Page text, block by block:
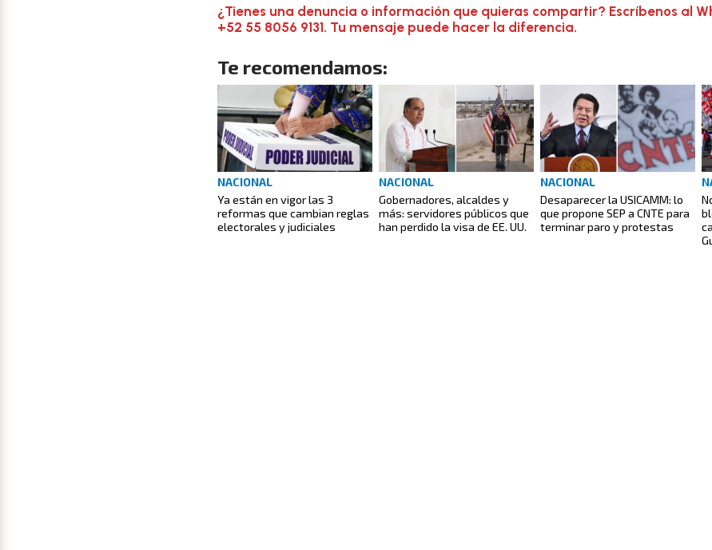
¿Tienes una denuncia o información que quieras compartir? Escríbenos al
+52 55 8056 9131. Tu mensaje puede hacer la diferencia.
Te recomendamos:
NACIONAL
Ya están en vigor las 3
reformas que cambian reglas
electorales y judiciales
NACIONAL
Gobernadores, alcaldes y
más: servidores públicos que
han perdido la visa de EE. UU.
NACIONAL
Desaparecer la USICAMM: lo
que propone SEP a CNTE para
terminar paro y protestas